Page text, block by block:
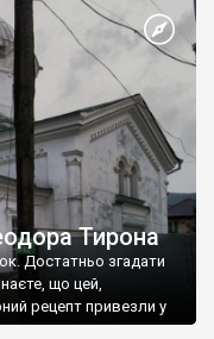
Тирона
Достатньо згадати
що цей,
рецепт привезли у